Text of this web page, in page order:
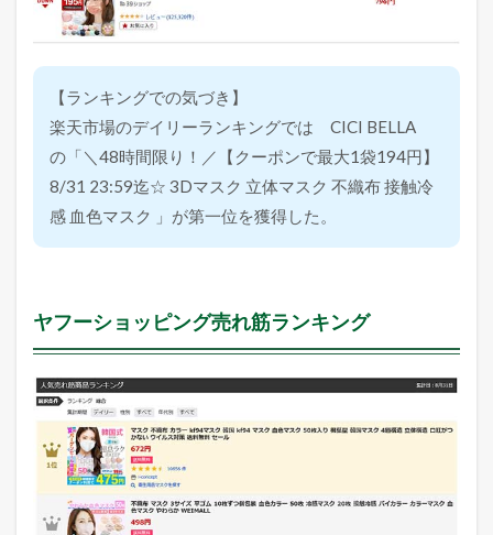
【ランキングでの気づき】
楽天市場のデイリーランキングでは CICI BELLA
の「＼48時間限り！／【クーポンで最大1袋194円】
8/31 23:59迄☆ 3Dマスク 立体マスク 不織布 接触冷
感 血色マスク 」が第一位を獲得した。
ヤフーショッピング売れ筋ランキング